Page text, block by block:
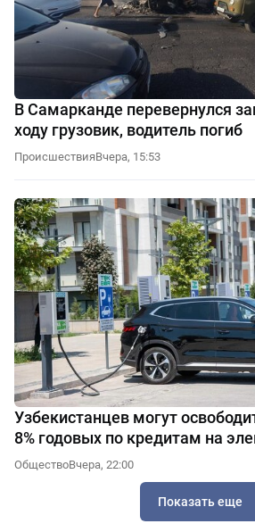
В Самарканде перевернулся
ходу грузовик, водитель погиб
ПроисшествияВчера, 15:53
Узбекистанцев могут
8% годовых по кредитам на
ОбществоВчера, 22:00
Показать еще